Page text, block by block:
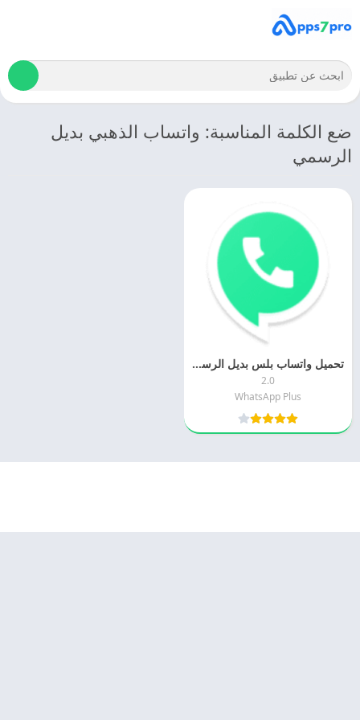
ضع الكلمة المناسبة: واتساب الذهبي بديل
الرسمي
تحميل واتساب بلس بديل الرسمي 2027 WhatsApp Plus اخر اصدار مجانا
2.0
WhatsApp Plus